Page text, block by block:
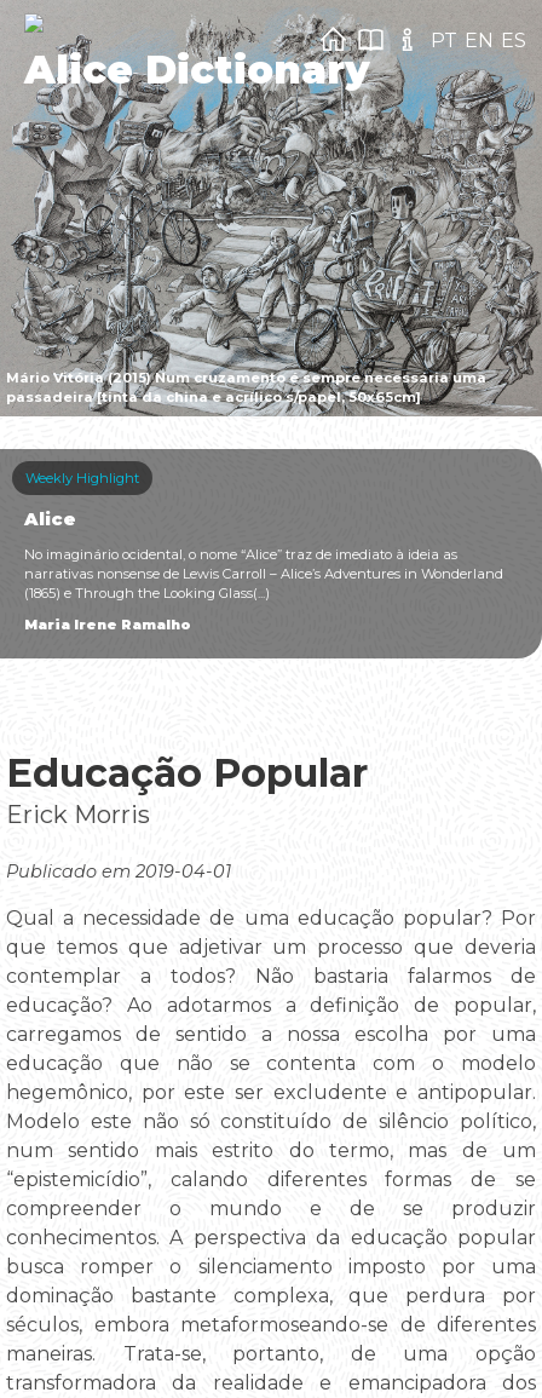
Mário Vitória (2015) Num cruzamento é sempre necessária uma
passadeira [tinta da china e acrílico s/papel, 50x65cm]
Alice Dictionary
PT EN ES
Weekly Highlight
Alice
No imaginário ocidental, o nome “Alice” traz de imediato à ideia as
narrativas nonsense de Lewis Carroll – Alice’s Adventures in Wonderland
(1865) e Through the Looking Glass(...)
Maria Irene Ramalho
Educação Popular
Erick Morris
Publicado em 2019-04-01
Qual a necessidade de uma educação popular? Por
que temos que adjetivar um processo que deveria
contemplar a todos? Não bastaria falarmos de
educação? Ao adotarmos a definição de popular,
carregamos de sentido a nossa escolha por uma
educação que não se contenta com o modelo
hegemônico, por este ser excludente e antipopular.
Modelo este não só constituído de silêncio político,
num sentido mais estrito do termo, mas de um
“epistemicídio”, calando diferentes formas de se
compreender o mundo e de se produzir
conhecimentos. A perspectiva da educação popular
busca romper o silenciamento imposto por uma
dominação bastante complexa, que perdura por
séculos, embora metaformoseando-se de diferentes
maneiras. Trata-se, portanto, de uma opção
transformadora da realidade e emancipadora dos